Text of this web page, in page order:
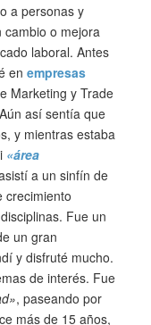
a personas y
o mejora
laboral. Antes
en empresas
Marketing y Trade
así sentía que
y mientras estaba
«área
a un sinfín de
crecimiento
Fue un
un gran
y disfruté mucho.
de interés. Fue
, paseando por
más de 15 años,